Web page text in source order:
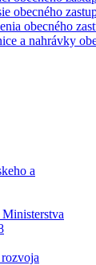
obecného
obecného
a nahrávky
a